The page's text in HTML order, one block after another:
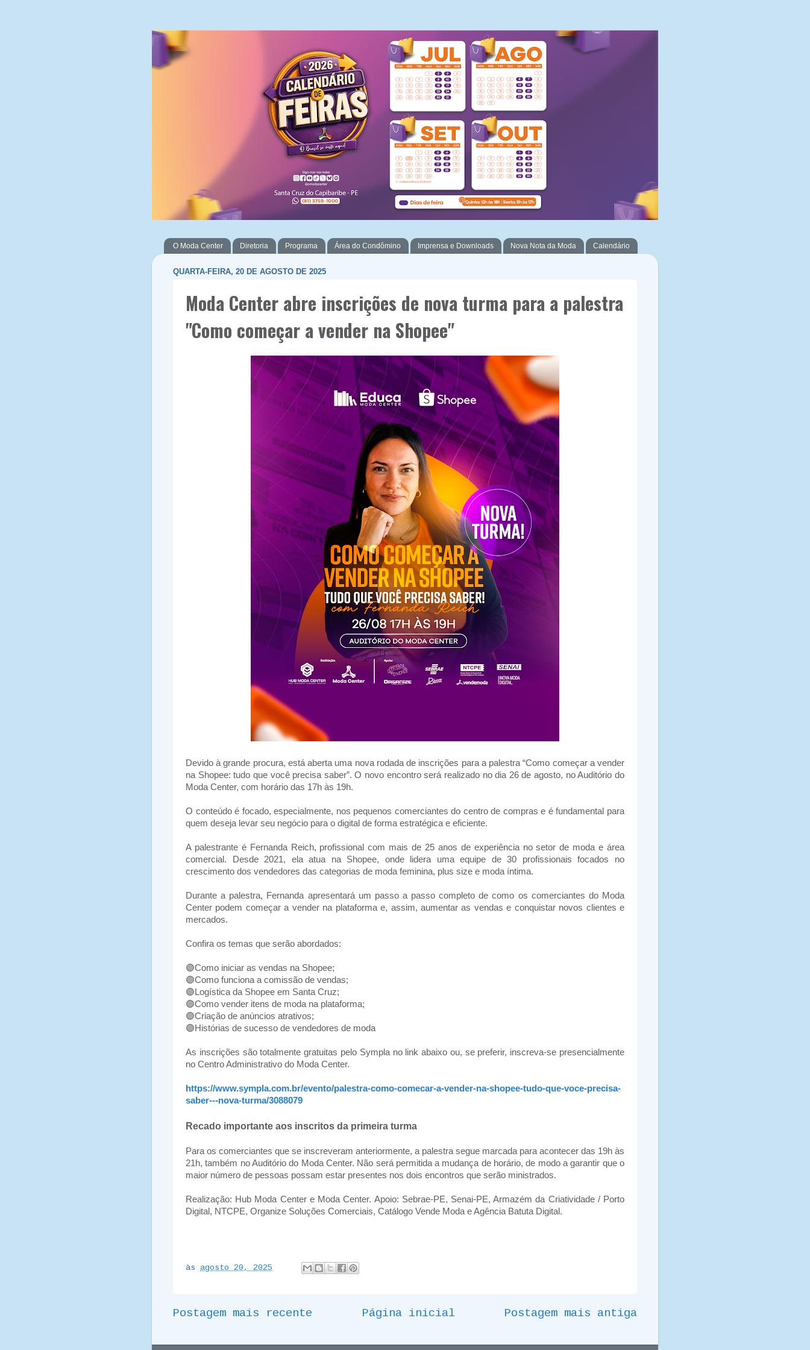
O Moda Center Diretoria Programa Área do Condômino Imprensa e Downloads Nova Nota da Moda Calendário
QUARTA-FEIRA, 20 DE AGOSTO DE 2025
Moda Center abre inscrições de nova turma para a palestra
"Como começar a vender na Shopee"
Devido à grande procura, está aberta uma nova rodada de inscrições para a palestra “Como começar a vender
na Shopee: tudo que você precisa saber”. O novo encontro será realizado no dia 26 de agosto, no Auditório do
Moda Center, com horário das 17h às 19h.
O conteúdo é focado, especialmente, nos pequenos comerciantes do centro de compras e é fundamental para
quem deseja levar seu negócio para o digital de forma estratégica e eficiente.
A palestrante é Fernanda Reich, profissional com mais de 25 anos de experiência no setor de moda e área
comercial. Desde 2021, ela atua na Shopee, onde lidera uma equipe de 30 profissionais focados no
crescimento dos vendedores das categorias de moda feminina, plus size e moda íntima.
Durante a palestra, Fernanda apresentará um passo a passo completo de como os comerciantes do Moda
Center podem começar a vender na plataforma e, assim, aumentar as vendas e conquistar novos clientes e
mercados.
Confira os temas que serão abordados:
🟣Como iniciar as vendas na Shopee;
🟣Como funciona a comissão de vendas;
🟣Logística da Shopee em Santa Cruz;
🟣Como vender itens de moda na plataforma;
🟣Criação de anúncios atrativos;
🟣Histórias de sucesso de vendedores de moda
As inscrições são totalmente gratuitas pelo Sympla no link abaixo ou, se preferir, inscreva-se presencialmente
no Centro Administrativo do Moda Center.
https://www.sympla.com.br/evento/palestra-como-comecar-a-vender-na-shopee-tudo-que-voce-precisa-
saber---nova-turma/3088079
Recado importante aos inscritos da primeira turma
Para os comerciantes que se inscreveram anteriormente, a palestra segue marcada para acontecer das 19h às
21h, também no Auditório do Moda Center. Não será permitida a mudança de horário, de modo a garantir que o
maior número de pessoas possam estar presentes nos dois encontros que serão ministrados.
Realização: Hub Moda Center e Moda Center. Apoio: Sebrae-PE, Senai-PE, Armazém da Criatividade / Porto
Digital, NTCPE, Organize Soluções Comerciais, Catálogo Vende Moda e Agência Batuta Digital.
às agosto 20, 2025
Postagem mais recente Postagem mais antiga
Página inicial